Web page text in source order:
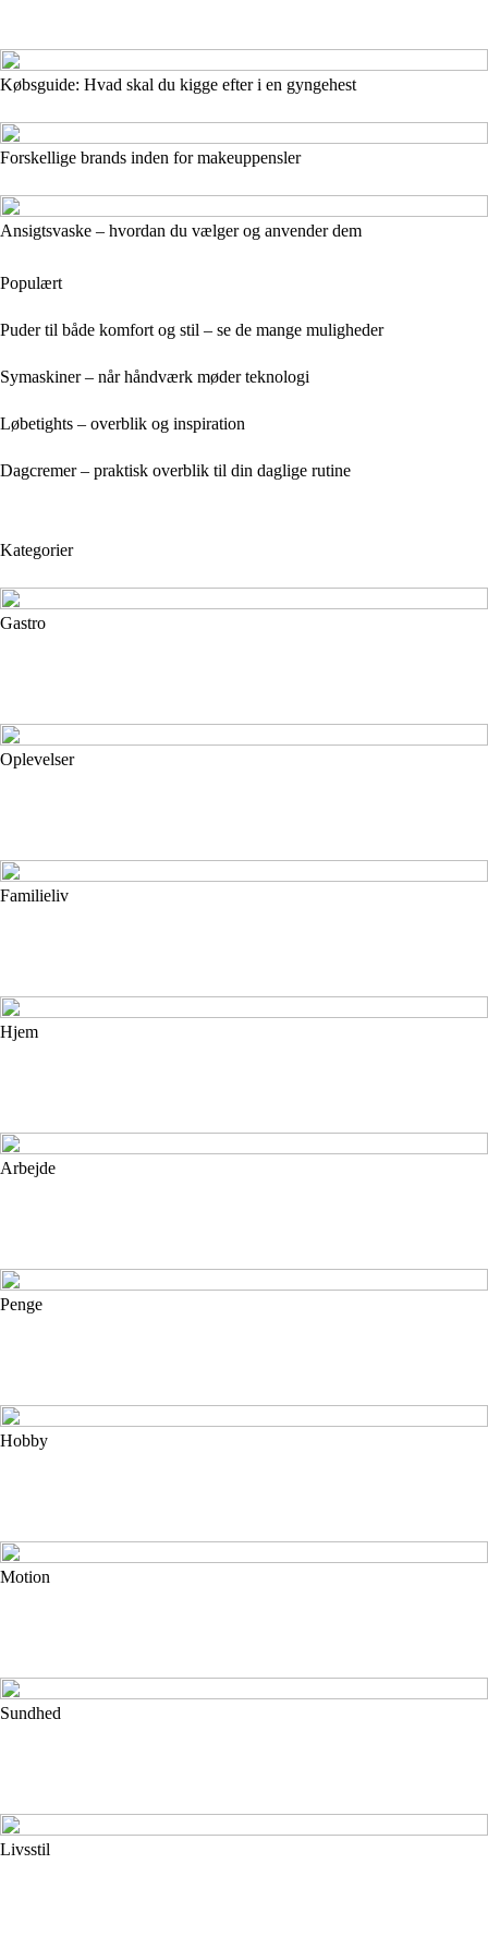
Købsguide: Hvad skal du kigge efter i en gyngehest
Forskellige brands inden for makeuppensler
Ansigtsvaske – hvordan du vælger og anvender dem
Populært
Puder til både komfort og stil – se de mange muligheder
Symaskiner – når håndværk møder teknologi
Løbetights – overblik og inspiration
Dagcremer – praktisk overblik til din daglige rutine
Kategorier
Gastro
Oplevelser
Familieliv
Hjem
Arbejde
Penge
Hobby
Motion
Sundhed
Livsstil